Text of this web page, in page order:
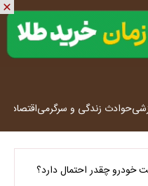
حوادث زندگی و سرگرمیاقتصاد
خودرو چقدر احتمال دارد؟